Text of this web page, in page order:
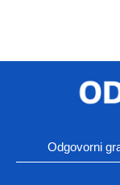
Odgovorni